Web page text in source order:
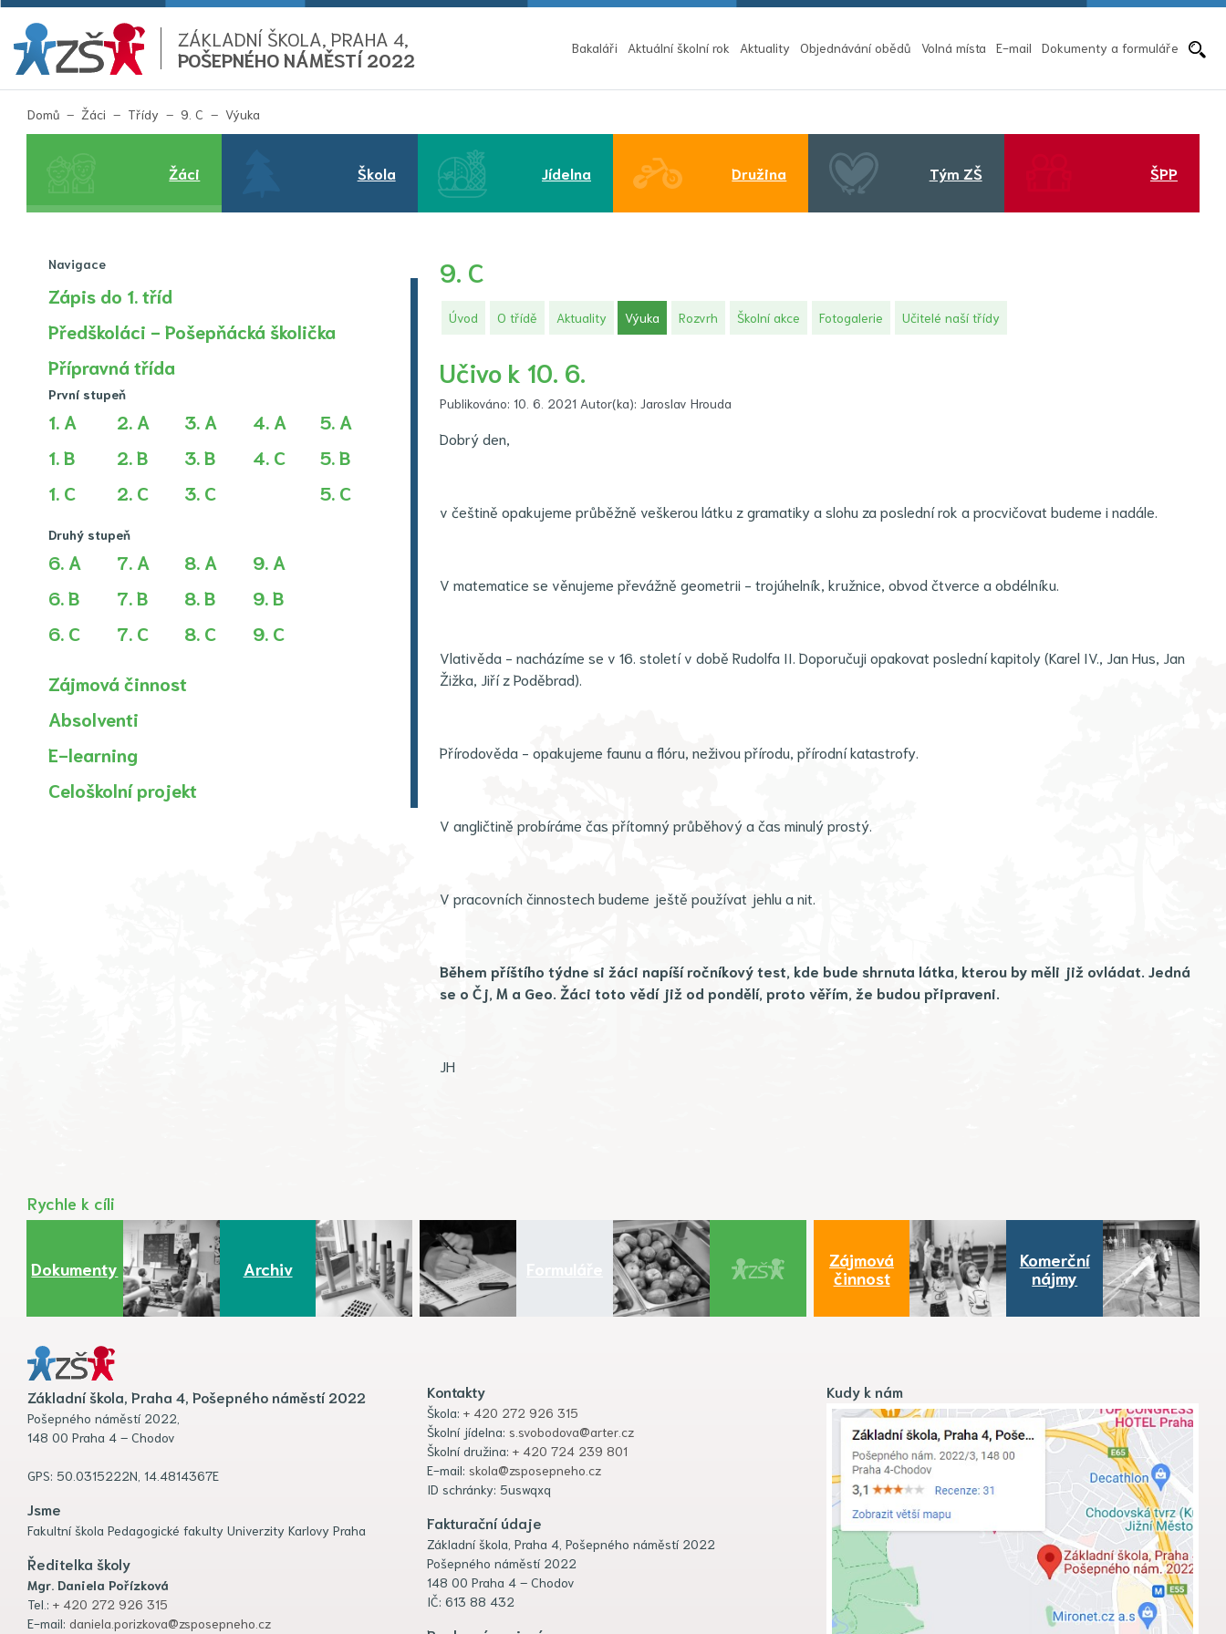
ZÁKLADNÍ ŠKOLA, PRAHA 4,
POŠEPNÉHO NÁMĚSTÍ 2022
Bakaláři Aktuální školní rok Aktuality Objednávání obědů Volná místa E-mail Dokumenty a formuláře
Domů Žáci Třídy 9. C Výuka
Žáci Škola Jídelna Družina Tým ZŠ ŠPP
Navigace
Zápis do 1. tříd
Předškoláci - Pošepňácká školička
Přípravná třída
První stupeň
1. A
1. B
1. C
2. A
2. B
2. C
3. A
3. B
3. C
4. A
4. C
5. A
5. B
5. C
Druhý stupeň
6. A
6. B
6. C
7. A
7. B
7. C
8. A
8. B
8. C
9. A
9. B
9. C
Zájmová činnost
Absolventi
E-learning
Celoškolní projekt
9. C
Úvod O třídě Aktuality Výuka (aktuální)
Rozvrh Školní akce Fotogalerie Učitelé naší třídy
Učivo k 10. 6.
Publikováno: 10. 6. 2021 Autor(ka): Jaroslav Hrouda
Dobrý den,
v češtině opakujeme průběžně veškerou látku z gramatiky a slohu za poslední rok a procvičovat budeme i nadále.
V matematice se věnujeme převážně geometrii - trojúhelník, kružnice, obvod čtverce a obdélníku.
Vlativěda - nacházíme se v 16. století v době Rudolfa II. Doporučuji opakovat poslední kapitoly (Karel IV., Jan Hus, Jan
Žižka, Jiří z Poděbrad).
Přírodověda - opakujeme faunu a flóru, neživou přírodu, přírodní katastrofy.
V angličtině probíráme čas přítomný průběhový a čas minulý prostý.
V pracovních činnostech budeme ještě používat jehlu a nit.
Během příštího týdne si žáci napíší ročníkový test, kde bude shrnuta látka, kterou by měli již ovládat. Jedná
se o Čj, M a Geo. Žáci toto vědí již od pondělí, proto věřím, že budou připraveni.
JH
Rychle k cíli
Dokumenty Archiv
Zájmová
činnost
Komerční
nájmy
Základní škola, Praha 4, Pošepného náměstí 2022
Pošepného náměstí 2022,
148 00 Praha 4 – Chodov
GPS: 50.0315222N, 14.4814367E
Jsme
Fakultní škola Pedagogické fakulty Univerzity Karlovy Praha
Ředitelka školy
Mgr. Daniela Pořízková
Tel.: + 420 272 926 315
E-mail: daniela.porizkova@zsposepneho.cz
Kontakty
Škola: + 420 272 926 315
Školní jídelna: s.svobodova@arter.cz
Školní družina: + 420 724 239 801
E-mail: skola@zsposepneho.cz
ID schránky: 5uswqxq
Fakturační údaje
Základní škola, Praha 4, Pošepného náměstí 2022
Pošepného náměstí 2022
148 00 Praha 4 – Chodov
IČ: 613 88 432
Kudy k nám